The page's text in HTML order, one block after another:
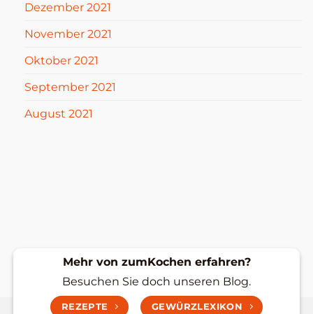
Dezember 2021
November 2021
Oktober 2021
September 2021
August 2021
Mehr von zumKochen erfahren?
Besuchen Sie doch unseren Blog.
REZEPTE GEWÜRZLEXIKON